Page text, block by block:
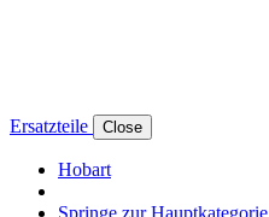
Ersatzteile Close
Hobart